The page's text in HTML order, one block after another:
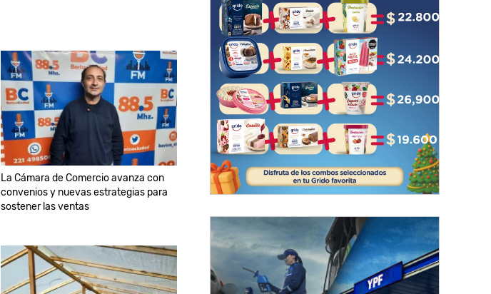
La Cámara de Comercio avanza con
convenios y nuevas estrategias para
sostener las ventas